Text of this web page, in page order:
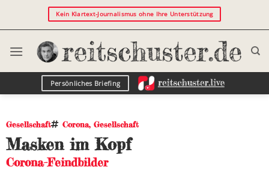
Kein Klartext-Journalismus ohne Ihre Unterstützung
Persönliches Briefing
Gesellschaft Corona, Gesellschaft
Masken im Kopf
Corona-Feindbilder